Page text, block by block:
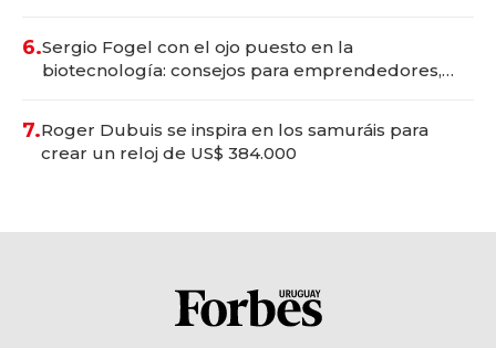
6.Sergio Fogel con el ojo puesto en la
biotecnología: consejos para emprendedores,
7.Roger Dubuis se inspira en los samuráis para
crear un reloj de US$ 384.000